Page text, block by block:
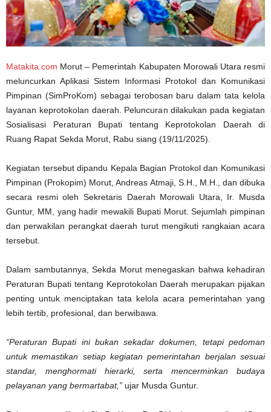
Matakita.com Morut – Pemerintah Kabupaten Morowali Utara resmi
meluncurkan Aplikasi Sistem Informasi Protokol dan Komunikasi
Pimpinan (SimProKom) sebagai terobosan baru dalam tata kelola
layanan keprotokolan daerah. Peluncuran dilakukan pada kegiatan
Sosialisasi Peraturan Bupati tentang Keprotokolan Daerah di
Ruang Rapat Sekda Morut, Rabu siang (19/11/2025).
Kegiatan tersebut dipandu Kepala Bagian Protokol dan Komunikasi
Pimpinan (Prokopim) Morut, Andreas Atmaji, S.H., M.H., dan dibuka
secara resmi oleh Sekretaris Daerah Morowali Utara, Ir. Musda
Guntur, MM, yang hadir mewakili Bupati Morut. Sejumlah pimpinan
dan perwakilan perangkat daerah turut mengikuti rangkaian acara
tersebut.
Dalam sambutannya, Sekda Morut menegaskan bahwa kehadiran
Peraturan Bupati tentang Keprotokolan Daerah merupakan pijakan
penting untuk menciptakan tata kelola acara pemerintahan yang
lebih tertib, profesional, dan berwibawa.
“Peraturan Bupati ini bukan sekadar dokumen, tetapi pedoman
untuk memastikan setiap kegiatan pemerintahan berjalan sesuai
standar, menghormati hierarki, serta mencerminkan budaya
pelayanan yang bermartabat,” ujar Musda Guntur.